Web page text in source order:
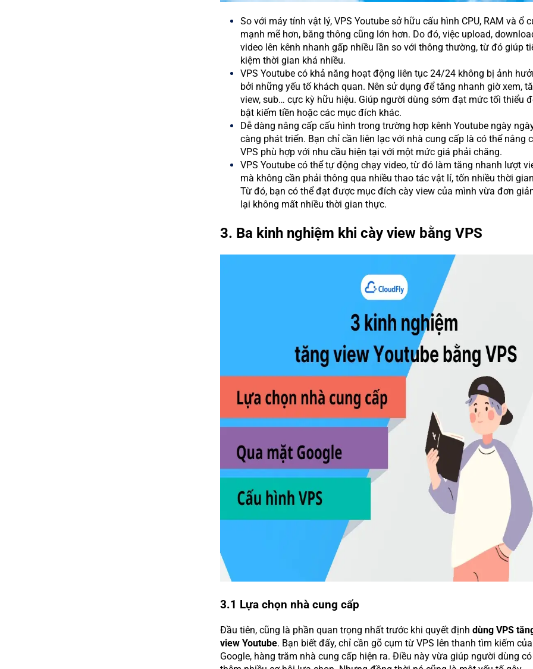
So với máy tính vật lý, VPS Youtube sở hữu cấu hình CPU, RAM và ổ
mạnh mẽ hơn, băng thông cũng lớn hơn. Do đó, việc upload,
video lên kênh nhanh gấp nhiều lần so với thông thường, từ đó giúp
kiệm thời gian khá nhiều.
VPS Youtube có khả năng hoạt động liên tục 24/24 không bị ảnh
bởi những yếu tố khách quan. Nên sử dụng để tăng nhanh giờ xem,
view, sub… cực kỳ hữu hiệu. Giúp người dùng sớm đạt mức tối thiểu
bật kiếm tiền hoặc các mục đích khác.
Dễ dàng nâng cấp cấu hình trong trường hợp kênh Youtube ngày
càng phát triển. Bạn chỉ cần liên lạc với nhà cung cấp là có thể nâng
VPS phù hợp với nhu cầu hiện tại với một mức giá phải chăng.
VPS Youtube có thể tự động chạy video, từ đó làm tăng nhanh lượt
mà không cần phải thông qua nhiều thao tác vật lí, tốn nhiều thời
Từ đó, bạn có thể đạt được mục đích cày view của mình vừa đơn
lại không mất nhiều thời gian thực.
3. Ba kinh nghiệm khi cày view bằng VPS
3.1 Lựa chọn nhà cung cấp
Đầu tiên, cũng là phần quan trọng nhất trước khi quyết định dùng VPS
view Youtube. Bạn biết đấy, chỉ cần gõ cụm từ VPS lên thanh tìm kiếm của
Google, hàng trăm nhà cung cấp hiện ra. Điều này vừa giúp người dùng có